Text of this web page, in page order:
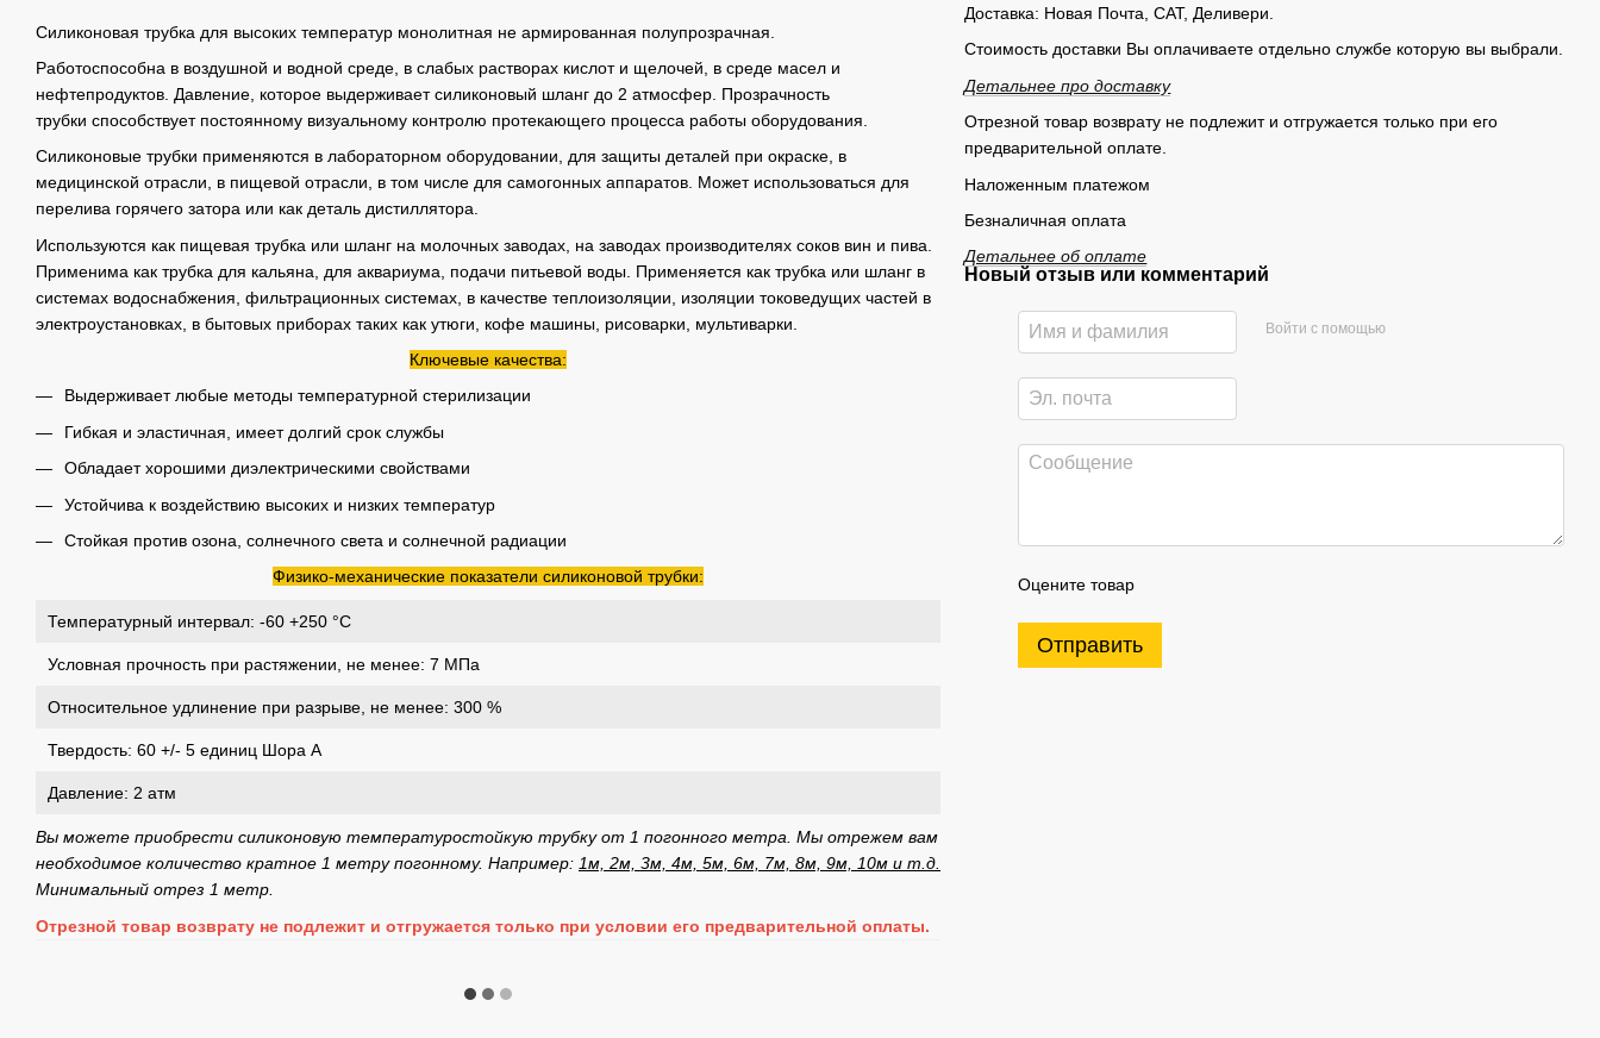
Силиконовая трубка для высоких температур монолитная не армированная полупрозрачная.
Работоспособна в воздушной и водной среде, в слабых растворах кислот и щелочей, в среде масел и
нефтепродуктов. Давление, которое выдерживает силиконовый шланг до 2 атмосфер. Прозрачность
трубки способствует постоянному визуальному контролю протекающего процесса работы оборудования.
Силиконовые трубки применяются в лабораторном оборудовании, для защиты деталей при окраске, в
медицинской отрасли, в пищевой отрасли, в том числе для самогонных аппаратов. Может использоваться для
перелива горячего затора или как деталь дистиллятора.
Используются как пищевая трубка или шланг на молочных заводах, на заводах производителях соков вин и пива.
Применима как трубка для кальяна, для аквариума, подачи питьевой воды. Применяется как трубка или шланг в
системах водоснабжения, фильтрационных системах, в качестве теплоизоляции, изоляции токоведущих частей в
электроустановках, в бытовых приборах таких как утюги, кофе машины, рисоварки, мультиварки.
Ключевые качества:
Выдерживает любые методы температурной стерилизации
Гибкая и эластичная, имеет долгий срок службы
Обладает хорошими диэлектрическими свойствами
Устойчива к воздействию высоких и низких температур
Стойкая против озона, солнечного света и солнечной радиации
Физико-механические показатели силиконовой трубки:
Температурный интервал: -60 +250 °C
Условная прочность при растяжении, не менее: 7 МПа
Относительное удлинение при разрыве, не менее: 300 %
Твердость: 60 +/- 5 единиц Шора А
Давление: 2 атм
Вы можете приобрести силиконовую температуростойкую трубку от 1 погонного метра. Мы отрежем вам
необходимое количество кратное 1 метру погонному. Например: 1м, 2м, 3м, 4м, 5м, 6м, 7м, 8м, 9м, 10м и т.д.
Минимальный отрез 1 метр.
Отрезной товар возврату не подлежит и отгружается только при условии его предварительной оплаты.
Доставка: Новая Почта, САТ, Деливери.
Стоимость доставки Вы оплачиваете отдельно службе которую вы выбрали.
Детальнее про доставку
Отрезной товар возврату не подлежит и отгружается только при его
предварительной оплате.
Наложенным платежом
Безналичная оплата
Детальнее об оплате
Новый отзыв или комментарий
Войти с помощью
Оцените товар
Отправить